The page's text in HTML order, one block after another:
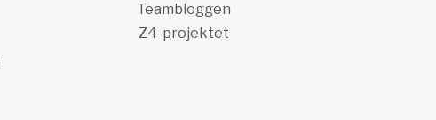
Teambloggen
Z4-projektet